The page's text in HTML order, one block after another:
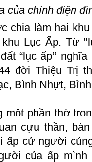
của chính điện
chia làm hai
Lục Ấp. Từ
“lục ấp’’
đời Thiệu Trị
Bình Nhựt,
một phần thờ
cựu thần,
ấp cử người
của ấp